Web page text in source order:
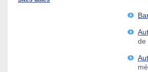
de